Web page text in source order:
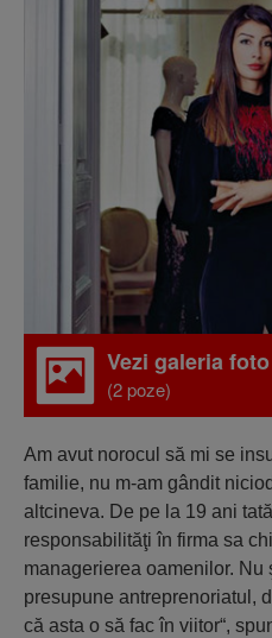
Vezi galeria foto
(2 poze)
Am avut norocul să mi se
familie, nu m-am gândit
altcineva. De pe la 19 ani
responsabilităţi în firma sa
managerierea oamenilor. Nu
presupune antreprenoriatul,
că asta o să fac în viitor“,